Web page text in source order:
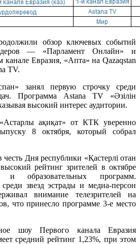
обзор ключевых событий
— «Парламент Онлайн» и
Евразия, «Апта» на Qazaqstan
TV.
занял первую строчку среди
Программа Astana TV «Әзілін
высокий интерес аудитории.
ақиқат» от КТК уверенно
8 октября, который собрал
Дня республики «Қастерлі отан
рейтинг зрителей в октябре
и образовательных программ.
звезд эстрады и медиа-персон
внимание телезрителей на
что принесло программе 3-е место
шоу Первого канала Евразия
средний рейтинг 1,23%, при этом